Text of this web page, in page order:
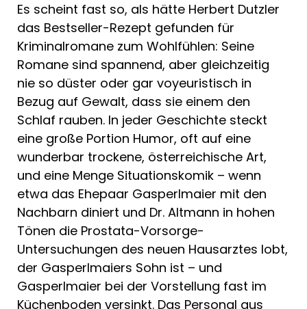
Es scheint fast so, als hätte Herbert Dutzler
das Bestseller-Rezept gefunden für
Kriminalromane zum Wohlfühlen: Seine
Romane sind spannend, aber gleichzeitig
nie so düster oder gar voyeuristisch in
Bezug auf Gewalt, dass sie einem den
Schlaf rauben. In jeder Geschichte steckt
eine große Portion Humor, oft auf eine
wunderbar trockene, österreichische Art,
und eine Menge Situationskomik – wenn
etwa das Ehepaar Gasperlmaier mit den
Nachbarn diniert und Dr. Altmann in hohen
Tönen die Prostata-Vorsorge-
Untersuchungen des neuen Hausarztes lobt,
der Gasperlmaiers Sohn ist – und
Gasperlmaier bei der Vorstellung fast im
Küchenboden versinkt. Das Personal aus